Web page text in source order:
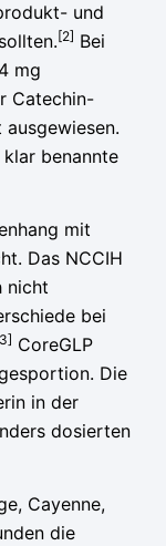
und
[2] Bei
mg
Catechin-
benannte
mit
Das NCCIH
nicht
bei
CoreGLP
Die
in der
dosierten
Cayenne,
die